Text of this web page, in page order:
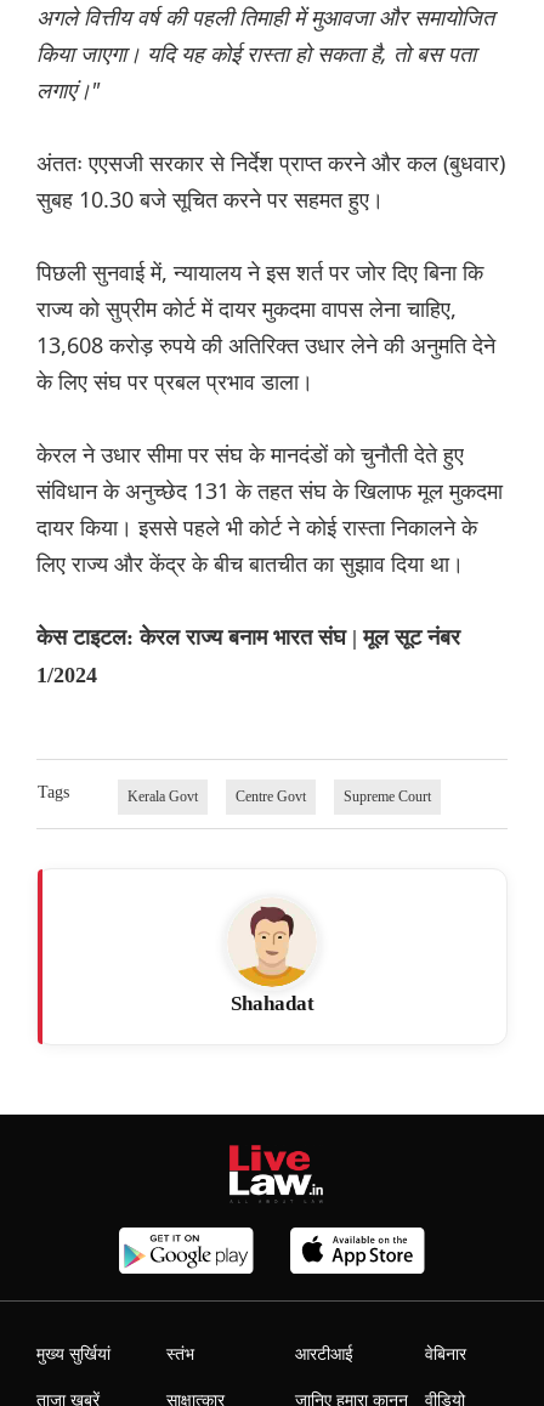
अगले वित्तीय वर्ष की पहली तिमाही में मुआवजा और समायोजित
किया जाएगा। यदि यह कोई रास्ता हो सकता है, तो बस पता
लगाएं।"
अंततः एएसजी सरकार से निर्देश प्राप्त करने और कल (बुधवार)
सुबह 10.30 बजे सूचित करने पर सहमत हुए।
पिछली सुनवाई में, न्यायालय ने इस शर्त पर जोर दिए बिना कि
राज्य को सुप्रीम कोर्ट में दायर मुकदमा वापस लेना चाहिए,
13,608 करोड़ रुपये की अतिरिक्त उधार लेने की अनुमति देने
के लिए संघ पर प्रबल प्रभाव डाला।
केरल ने उधार सीमा पर संघ के मानदंडों को चुनौती देते हुए
संविधान के अनुच्छेद 131 के तहत संघ के खिलाफ मूल मुकदमा
दायर किया। इससे पहले भी कोर्ट ने कोई रास्ता निकालने के
लिए राज्य और केंद्र के बीच बातचीत का सुझाव दिया था।
केस टाइटल: केरल राज्य बनाम भारत संघ | मूल सूट नंबर
1/2024
Tags Kerala Govt Centre Govt Supreme Court
Shahadat
मुख्य सुर्खियां
ताजा खबरें
स्तंभ
साक्षात्कार
आरटीआई
जानिए हमारा कानून
वेबिनार
वीडियो